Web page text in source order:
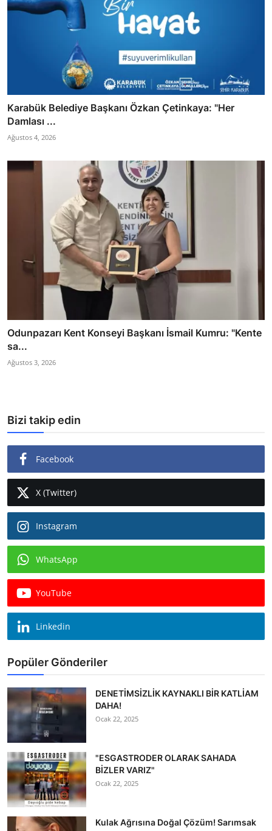
Karabük Belediye Başkanı Özkan Çetinkaya: "Her
Damlası ...
Ağustos 4, 2026
Odunpazarı Kent Konseyi Başkanı İsmail Kumru: "Kente
sa...
Ağustos 3, 2026
Bizi takip edin
Facebook
X (Twitter)
Instagram
WhatsApp
YouTube
Linkedin
Popüler Gönderiler
DENETİMSİZLİK KAYNAKLI BİR KATLİAM
DAHA!
Ocak 22, 2025
"ESGASTRODER OLARAK SAHADA
BİZLER VARIZ"
Ocak 22, 2025
Kulak Ağrısına Doğal Çözüm! Sarımsak